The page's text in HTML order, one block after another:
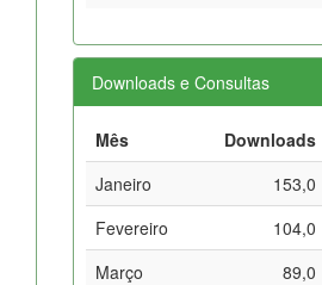
Downloads e Consultas
Mês Downloads
Janeiro
153,0
Fevereiro
104,0
Março
89,0